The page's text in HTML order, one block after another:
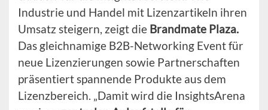
Industrie und Handel mit Lizenzartikeln ihren
Umsatz steigern, zeigt die Brandmate Plaza.
Das gleichnamige B2B-Networking Event für
neue Lizenzierungen sowie Partnerschaften
präsentiert spannende Produkte aus dem
Lizenzbereich. „Damit wird die InsightsArena